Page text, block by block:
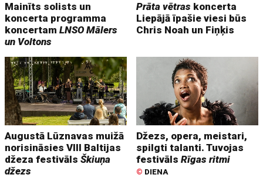
Mainīts solists un
koncerta programma
koncertamLNSO Mālers
un Voltons
Prāta vētras koncerta
Liepājā īpašie viesi būs
Chris Noah un Fiņķis
Augustā Lūznavas muižā
norisināsies VIII Baltijas
džeza festivālsŠkiuņa
džezs
Džezs, opera, meistari,
spilgti talanti. Tuvojas
festivālsRīgas ritmi
© DIENA